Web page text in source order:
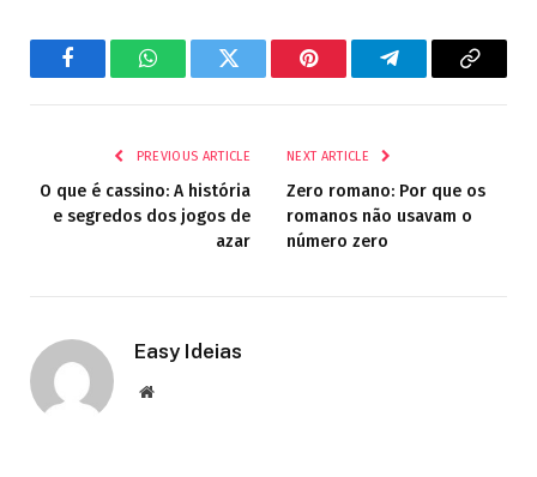
FacebookWhatsAppTwitter Pinterest TelegramCopy
PREVIOUS ARTICLE
O que é cassino: A história
e segredos dos jogos de
azar
NEXT ARTICLE
Zero romano: Por que os
romanos não usavam o
número zero
Easy Ideias
Website